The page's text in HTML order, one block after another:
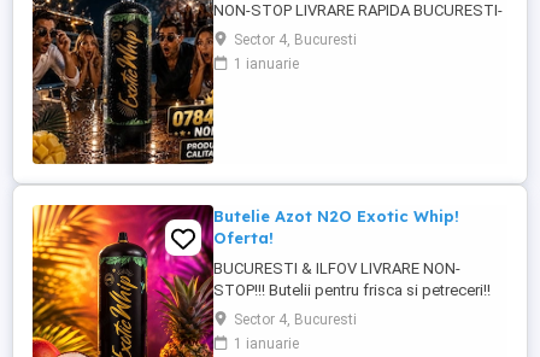
NON-STOP LIVRARE RAPIDA BUCURESTI-
ILFOV!!! PRODUS ORIGINAL CU COD QR
PENTRU VERIFICARE!!!!
Sector 4, Bucuresti
1 ianuarie
Butelie Azot N2O Exotic Whip!
Oferta!
BUCURESTI & ILFOV LIVRARE NON-
STOP!!! Butelii pentru frisca si petreceri!!
Exotic Whip 670g -150 lei Exotic Whip 2KG
-350 lei Produs original se poate verifica
Sector 4, Bucuresti
1 ianuarie